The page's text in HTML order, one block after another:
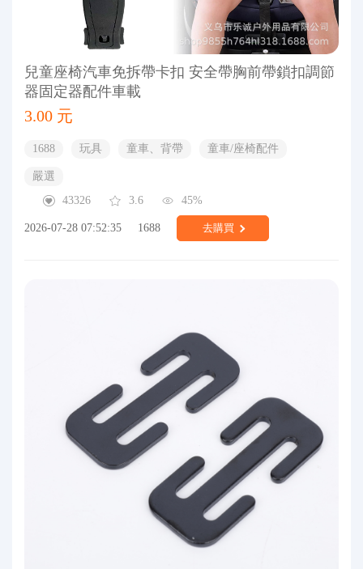
兒童座椅汽車免拆帶卡扣 安全帶胸前帶鎖扣調節
器固定器配件車載
3.00 元
1688 玩具 童車、背帶 童車/座椅配件
嚴選
43326
3.6 45%
2026-07-28 07:52:35 1688 去購買